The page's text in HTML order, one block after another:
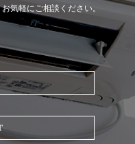
気軽にご相談ください。